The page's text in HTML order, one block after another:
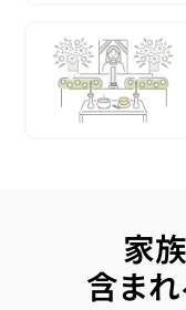
家
含ま